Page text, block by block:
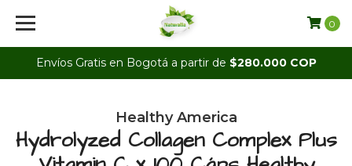
Envíos Gratis en Bogotá a partir de $280.000 COP
0
Healthy America
Hydrolyzed Collagen Complex Plus